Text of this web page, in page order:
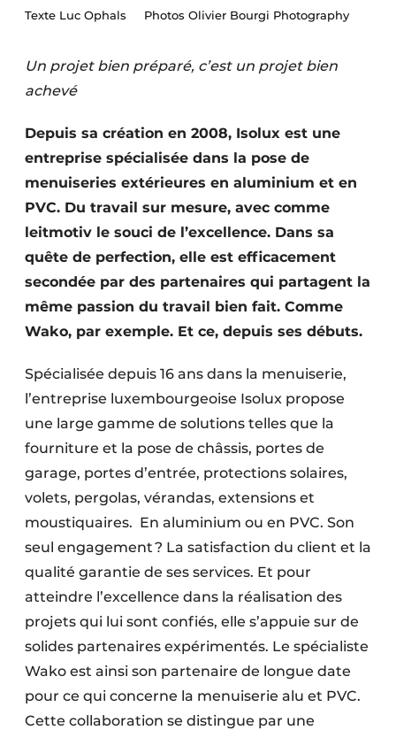
Termes et conditions
Construction bois
Contrôle d’accès
Éclairage
Fondations
Géotextiles
Infrastructures souterraines et égouttage
Protection solaire
Rénovation
Sécurité incendie
Software
Techniques ferroviaires
Travaux ferroviaires
Texte Luc Ophals Photos Olivier Bourgi Photography
Un projet bien préparé, c’est un projet bien
achevé
Depuis sa création en 2008, Isolux est une
entreprise spécialisée dans la pose de
menuiseries extérieures en aluminium et en
PVC. Du travail sur mesure, avec comme
leitmotiv le souci de l’excellence. Dans sa
quête de perfection, elle est efficacement
secondée par des partenaires qui partagent la
même passion du travail bien fait. Comme
Wako, par exemple. Et ce, depuis ses débuts.
Spécialisée depuis 16 ans dans la menuiserie,
l’entreprise luxembourgeoise Isolux propose
une large gamme de solutions telles que la
fourniture et la pose de châssis, portes de
garage, portes d’entrée, protections solaires,
volets, pergolas, vérandas, extensions et
moustiquaires. En aluminium ou en PVC. Son
seul engagement ? La satisfaction du client et la
qualité garantie de ses services. Et pour
atteindre l’excellence dans la réalisation des
projets qui lui sont confiés, elle s’appuie sur de
solides partenaires expérimentés. Le spécialiste
Wako est ainsi son partenaire de longue date
pour ce qui concerne la menuiserie alu et PVC.
Cette collaboration se distingue par une